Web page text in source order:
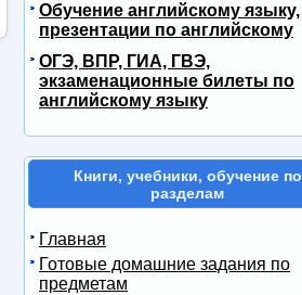
Обучение английскому языку,
презентации по английскому
ОГЭ, ВПР, ГИА, ГВЭ,
экзаменационные билеты по
английскому языку
Книги, учебники, обучение по
разделам
Главная
Готовые домашние задания по
предметам